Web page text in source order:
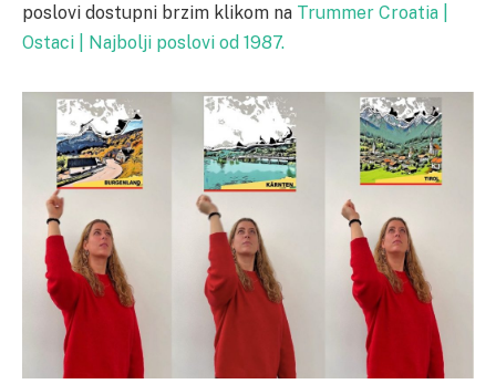
poslovi dostupni brzim klikom na Trummer Croatia |
Ostaci | Najbolji poslovi od 1987.